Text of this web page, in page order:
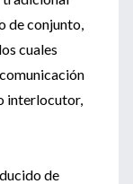
de conjunto,
cuales
interlocutor,
de